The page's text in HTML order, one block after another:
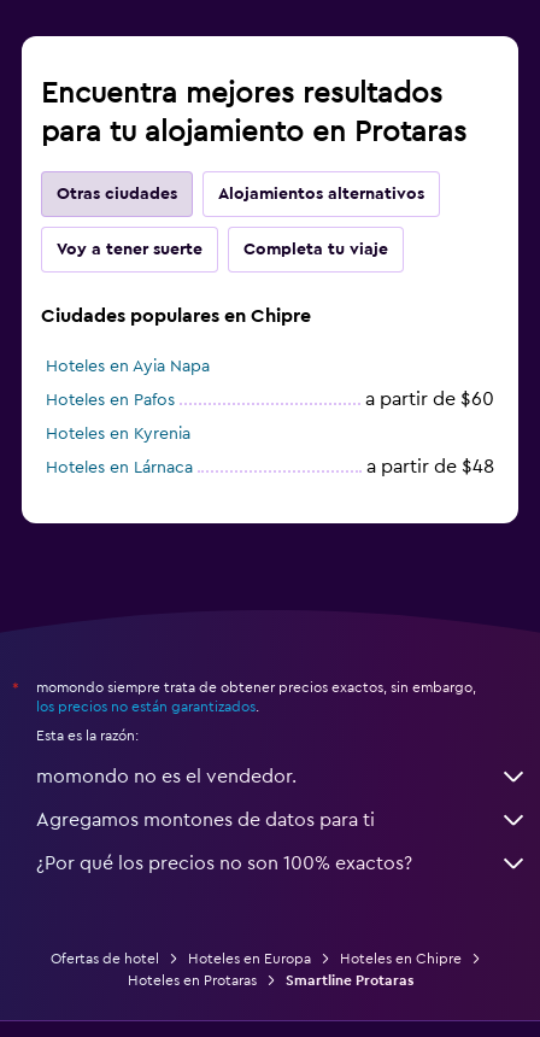
Encuentra mejores resultados
para tu alojamiento en Protaras
Otras ciudades Alojamientos alternativos
Voy a tener suerte Completa tu viaje
Ciudades populares en Chipre
Hoteles en Ayia Napa
Hoteles en Pafos
a partir de $60
Hoteles en Kyrenia
Hoteles en Lárnaca
a partir de $48
*
momondo siempre trata de obtener precios exactos, sin embargo,
los precios no están garantizados
Esta es la razón:
momondo no es el vendedor.
Agregamos montones de datos para ti
¿Por qué los precios no son 100% exactos?
Ofertas de hotel Hoteles en Europa
Hoteles en Chipre
Hoteles en Protaras
Smartline Protaras